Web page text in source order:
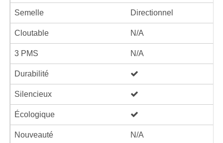
Semelle Directionnel
Cloutable N/A
3 PMS N/A
Durabilité
Silencieux
Écologique
Nouveauté N/A